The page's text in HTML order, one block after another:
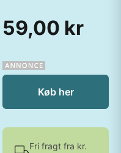
59,00 kr
Køb her
Fri fragt fra kr.